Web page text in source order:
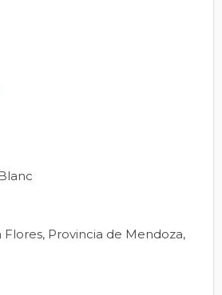
Flores, Provincia de Mendoza,